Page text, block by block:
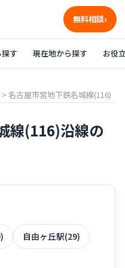
無料相談
す 現在地から探す お役
> 名古屋市営地下鉄名城線(116)
線(116)沿線の
自由ヶ丘駅(29)